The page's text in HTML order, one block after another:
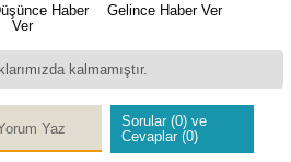
Haber
Ver
Gelince Haber Ver
kalmamıştır.
Yaz
Sorular (0) ve
Cevaplar (0)